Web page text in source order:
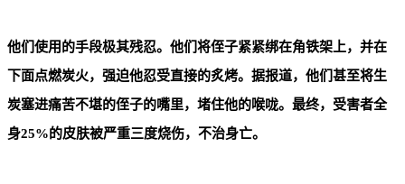
他们使用的手段极其残忍。他们将侄子紧紧绑在角铁架上，并在
下面点燃炭火，强迫他忍受直接的炙烤。据报道，他们甚至将生
炭塞进痛苦不堪的侄子的嘴里，堵住他的喉咙。最终，受害者全
身25%的皮肤被严重三度烧伤，不治身亡。